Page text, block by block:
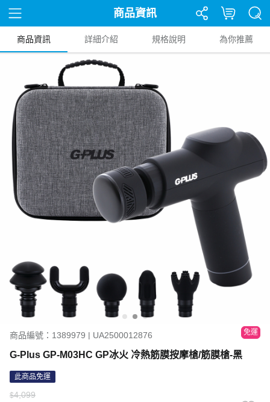
商品資訊
商品資訊 詳細介紹 規格說明 為你推薦
商品編號：1389979 | UA2500012876 免運
G-Plus GP-M03HC GP冰火 冷熱筋膜按摩槍/筋膜槍-黑
此商品免運
$4,099